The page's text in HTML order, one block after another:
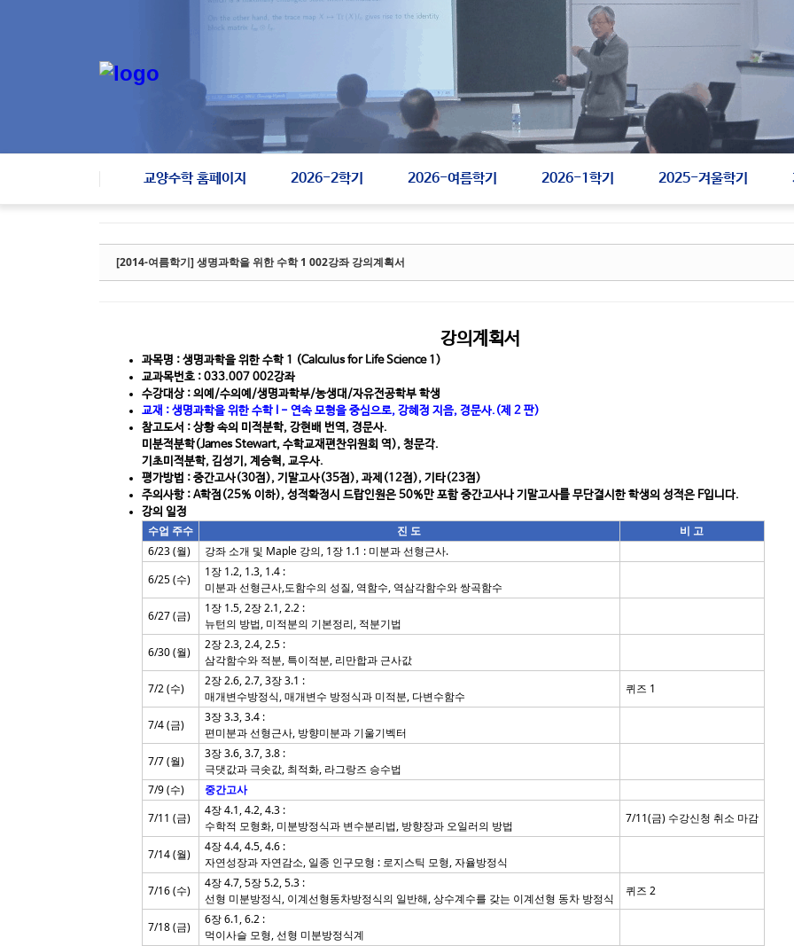
교양수학 홈페이지 2026-2학기 2026-여름학기 2026-1학기 2025-겨울학기
[2014-여름학기] 생명과학을 위한 수학 1 002강좌 강의계획서
강의계획서
과목명 : 생명과학을 위한 수학 1 (Calculus for Life Science 1)
교과목번호 : 033.007 002강좌
수강대상 : 의예/수의예/생명과학부/농생대/자유전공학부 학생
교재 : 생명과학을 위한 수학 I - 연속 모형을 중심으로, 강혜정 지음, 경문사.(제 2 판)
참고도서 : 상황 속의 미적분학, 강현배 번역, 경문사.
미분적분학(James Stewart, 수학교재편찬위원회 역), 청문각.
기초미적분학, 김성기, 계승혁, 교우사.
평가방법 : 중간고사(30점), 기말고사(35점), 과제(12점), 기타(23점)
주의사항 : A학점(25% 이하), 성적확정시 드랍인원은 50%만 포함 중간고사나 기말고사를 무단결시한 학생의 성적은 F입니다.
강의 일정
수업 주수 진 도
비 고
6/23 (월)
강좌 소개 및 Maple 강의, 1장 1.1 : 미분과 선형근사.
6/25 (수)
1장 1.2, 1.3, 1.4 :
미분과 선형근사,도함수의 성질, 역함수, 역삼각함수와 쌍곡함수
6/27 (금)
1장 1.5, 2장 2.1, 2.2 :
뉴턴의 방법, 미적분의 기본정리, 적분기법
6/30 (월)
2장 2.3, 2.4, 2.5 :
삼각함수와 적분, 특이적분, 리만합과 근사값
7/2 (수)
2장 2.6, 2.7, 3장 3.1 :
매개변수방정식, 매개변수 방정식과 미적분, 다변수함수
퀴즈 1
7/4 (금)
3장 3.3, 3.4 :
편미분과 선형근사, 방향미분과 기울기벡터
7/7 (월)
3장 3.6, 3.7, 3.8 :
극댓값과 극솟값, 최적화, 라그랑즈 승수법
7/9 (수)
중간고사
7/11 (금)
4장 4.1, 4.2, 4.3 :
수학적 모형화, 미분방정식과 변수분리법, 방향장과 오일러의 방법
7/11(금) 수강신청 취소 마감
7/14 (월)
4장 4.4, 4.5, 4.6 :
자연성장과 자연감소, 일종 인구모형 : 로지스틱 모형, 자율방정식
7/16 (수)
4장 4.7, 5장 5.2, 5.3 :
선형 미분방정식, 이계선형동차방정식의 일반해, 상수계수를 갖는 이계선형 동차 방정식
퀴즈 2
7/18 (금)
6장 6.1, 6.2 :
먹이사슬 모형, 선형 미분방정식계